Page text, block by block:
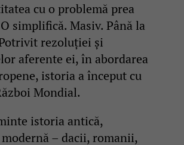
cu o problemă prea
simplifică. Masiv. Până la
rezoluției și
aferente ei, în abordarea
istoria a început cu
Mondial.
istoria antică,
– dacii, romanii,